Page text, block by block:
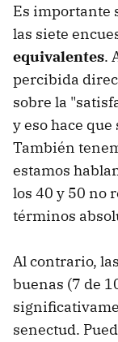
Es importante
las siete
equivalentes.
percibida
sobre la
y eso hace
También
estamos
los 40 y 50 no
términos
Al contrario,
buenas (7 de
senectud.